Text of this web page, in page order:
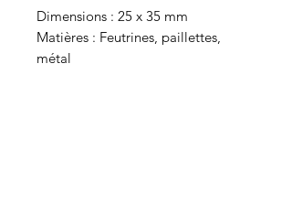
Dimensions : 25 x 35 mm
Matières : Feutrines, paillettes,
métal